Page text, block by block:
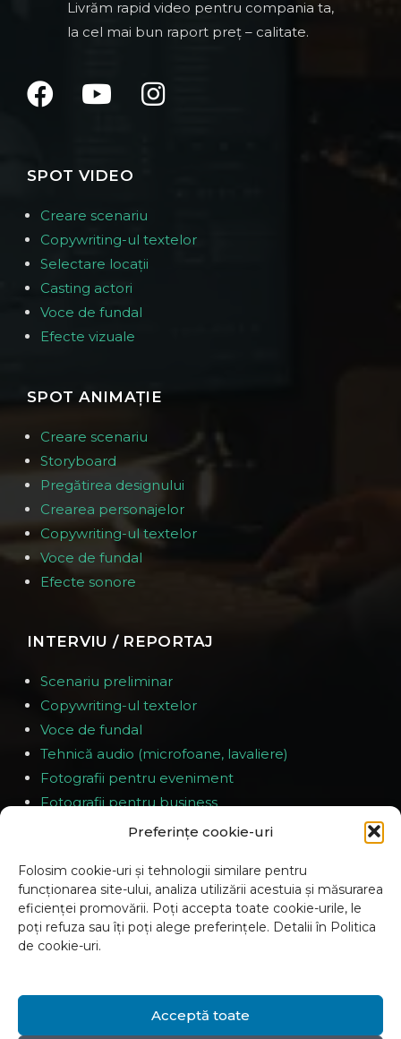
Preferințe cookie-uri
Folosim cookie-uri și tehnologii similare pentru
funcționarea site-ului, analiza utilizării acestuia și măsurarea
eficienței promovării. Poți accepta toate cookie-urile, le
poți refuza sau îți poți alege preferințele. Detalii în Politica
de cookie-uri.
Acceptă toate
Livrăm rapid video pentru compania ta,
la cel mai bun raport preț – calitate.
SPOT VIDEO
Creare scenariu
Copywriting-ul textelor
Selectare locații
Casting actori
Voce de fundal
Efecte vizuale
SPOT ANIMAȚIE
Creare scenariu
Storyboard
Pregătirea designului
Crearea personajelor
Copywriting-ul textelor
Voce de fundal
Efecte sonore
INTERVIU / REPORTAJ
Scenariu preliminar
Copywriting-ul textelor
Voce de fundal
Tehnică audio (microfoane, lavaliere)
Fotografii pentru eveniment
Fotografii pentru business
EVENIMENTE
Scenariu preliminar
Prezența pe toată durata evenimentului
Filmare cu 1-4 operatori